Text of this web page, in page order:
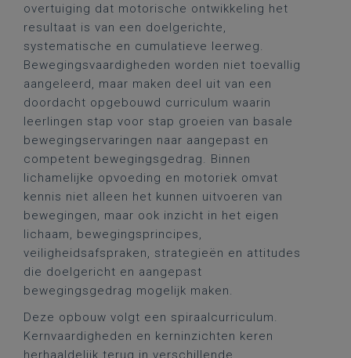
overtuiging dat motorische ontwikkeling het
resultaat is van een doelgerichte,
systematische en cumulatieve leerweg.
Bewegingsvaardigheden worden niet toevallig
aangeleerd, maar maken deel uit van een
doordacht opgebouwd curriculum waarin
leerlingen stap voor stap groeien van basale
bewegingservaringen naar aangepast en
competent bewegingsgedrag. Binnen
lichamelijke opvoeding en motoriek omvat
kennis niet alleen het kunnen uitvoeren van
bewegingen, maar ook inzicht in het eigen
lichaam, bewegingsprincipes,
veiligheidsafspraken, strategieën en attitudes
die doelgericht en aangepast
bewegingsgedrag mogelijk maken.
Deze opbouw volgt een spiraalcurriculum.
Kernvaardigheden en kerninzichten keren
herhaaldelijk terug in verschillende